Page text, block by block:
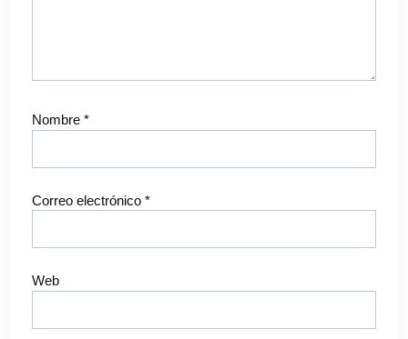
Nombre *
Correo electrónico *
Web